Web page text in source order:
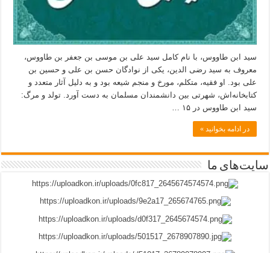
سید ابن طاووس، با نام کامل سید علی بن موسی بن جعفر بن طاووس،
معروف به سید رضی الدین، یکی از نوادگان حسن بن علی و حسین بن
علی بود. او فقیه، متکلم، مورخ و منجم شیعه بود و به دلیل آثار متعدد و
کتابخانه‌اش، شهرتی بین دانشمندان مسلمان به دست آورد. تولد و مرگ:
سید ابن طاووس در ۱۵ …
در ادامه بخوانید »
سایت‌های ما